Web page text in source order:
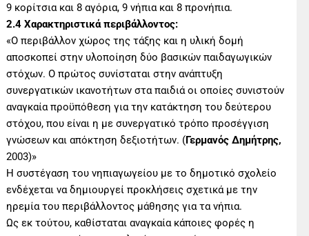
9 κορίτσια και 8 αγόρια, 9 νήπια και 8 προνήπια.
2.4 Χαρακτηριστικά περιβάλλοντος:
«Ο περιβάλλον χώρος της τάξης και η υλική δομή
αποσκοπεί στην υλοποίηση δύο βασικών παιδαγωγικών
στόχων. Ο πρώτος συνίσταται στην ανάπτυξη
συνεργατικών ικανοτήτων στα παιδιά οι οποίες συνιστούν
αναγκαία προϋπόθεση για την κατάκτηση του δεύτερου
στόχου, που είναι η με συνεργατικό τρόπο προσέγγιση
γνώσεων και απόκτηση δεξιοτήτων. (Γερμανός Δημήτρης,
2003)»
Η συστέγαση του νηπιαγωγείου με το δημοτικό σχολείο
ενδέχεται να δημιουργεί προκλήσεις σχετικά με την
ηρεμία του περιβάλλοντος μάθησης για τα νήπια.
Ως εκ τούτου, καθίσταται αναγκαία κάποιες φορές η